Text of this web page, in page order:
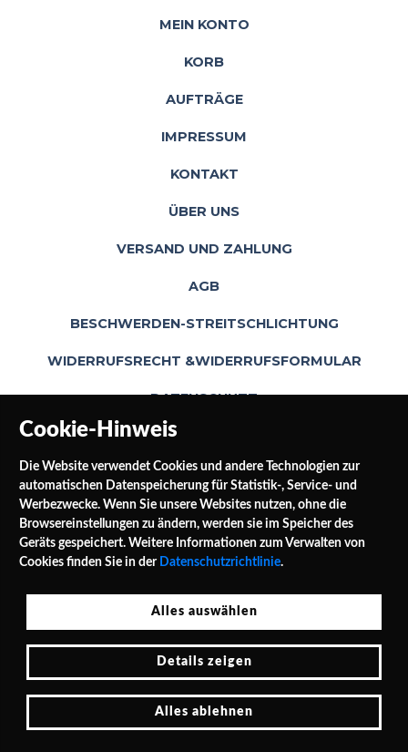
Cookie-Hinweis
Die Website verwendet Cookies und andere Technologien zur
automatischen Datenspeicherung für Statistik-, Service- und
Werbezwecke. Wenn Sie unsere Websites nutzen, ohne die
Browsereinstellungen zu ändern, werden sie im Speicher des
Geräts gespeichert. Weitere Informationen zum Verwalten von
Cookies finden Sie in der Datenschutzrichtlinie.
Alles auswählen
Details zeigen
Alles ablehnen
MEIN KONTO
KORB
AUFTRÄGE
IMPRESSUM
KONTAKT
ÜBER UNS
VERSAND UND ZAHLUNG
AGB
BESCHWERDEN-STREITSCHLICHTUNG
WIDERRUFSRECHT &WIDERRUFSFORMULAR
DATENSCHUTZ
SOCIAL MEDIA
Jałowocowa Str. 3
PL 62-040 Puszczykowo Polen / Polska
E-Mail: shop@leinwande24.de